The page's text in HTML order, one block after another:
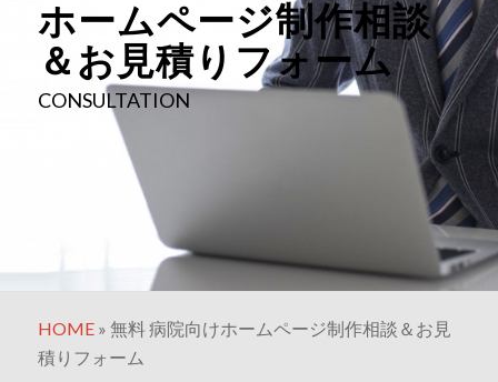
ホームページ制作相談
＆お見積り フォーム
CONSULTATION
HOME» 無料 病院向けホームページ制作相談＆お見
積りフォーム